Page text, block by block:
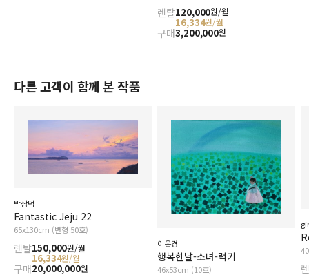
렌탈120,000원/월
16,334원/월
구매3,200,000원
다른 고객이 함께 본 작품
박상덕
Fantastic Jeju 22
65x130cm (변형 50호)
렌탈150,000원/월
16,334원/월
구매20,000,000원
이은경
행복한날-소녀-럭키
46x53cm (10호)